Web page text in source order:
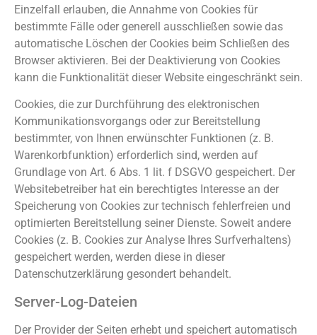
Einzelfall erlauben, die Annahme von Cookies für
bestimmte Fälle oder generell ausschließen sowie das
automatische Löschen der Cookies beim Schließen des
Browser aktivieren. Bei der Deaktivierung von Cookies
kann die Funktionalität dieser Website eingeschränkt sein.
Cookies, die zur Durchführung des elektronischen
Kommunikationsvorgangs oder zur Bereitstellung
bestimmter, von Ihnen erwünschter Funktionen (z. B.
Warenkorbfunktion) erforderlich sind, werden auf
Grundlage von Art. 6 Abs. 1 lit. f DSGVO gespeichert. Der
Websitebetreiber hat ein berechtigtes Interesse an der
Speicherung von Cookies zur technisch fehlerfreien und
optimierten Bereitstellung seiner Dienste. Soweit andere
Cookies (z. B. Cookies zur Analyse Ihres Surfverhaltens)
gespeichert werden, werden diese in dieser
Datenschutzerklärung gesondert behandelt.
Server-Log-Dateien
Der Provider der Seiten erhebt und speichert automatisch